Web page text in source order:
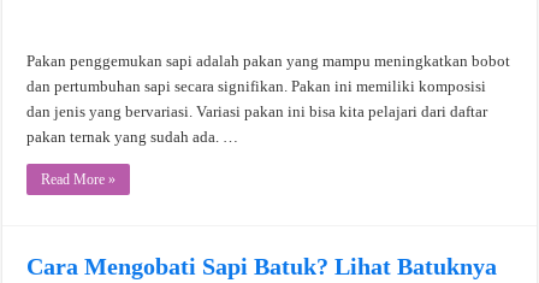
Pakan penggemukan sapi adalah pakan yang mampu meningkatkan bobot
dan pertumbuhan sapi secara signifikan. Pakan ini memiliki komposisi
dan jenis yang bervariasi. Variasi pakan ini bisa kita pelajari dari daftar
pakan ternak yang sudah ada. …
Read More »
Cara Mengobati Sapi Batuk? Lihat Batuknya